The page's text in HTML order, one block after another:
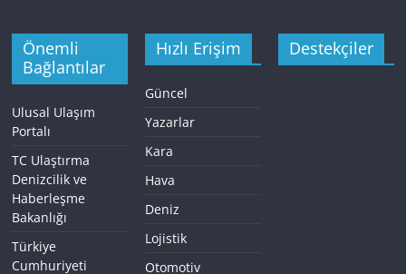
Önemli
Bağlantılar
Ulusal Ulaşım
Portalı
TC Ulaştırma
Denizcilik ve
Haberleşme
Bakanlığı
Türkiye
Cumhuriyeti
Hızlı Erişim
Güncel
Yazarlar
Kara
Hava
Deniz
Lojistik
Otomotiv
Destekçiler